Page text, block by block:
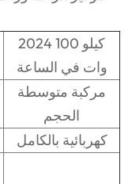
2024 100 كيلو
وات في الساعة
مركبة متوسطة
الحجم
كهربائية بالكامل